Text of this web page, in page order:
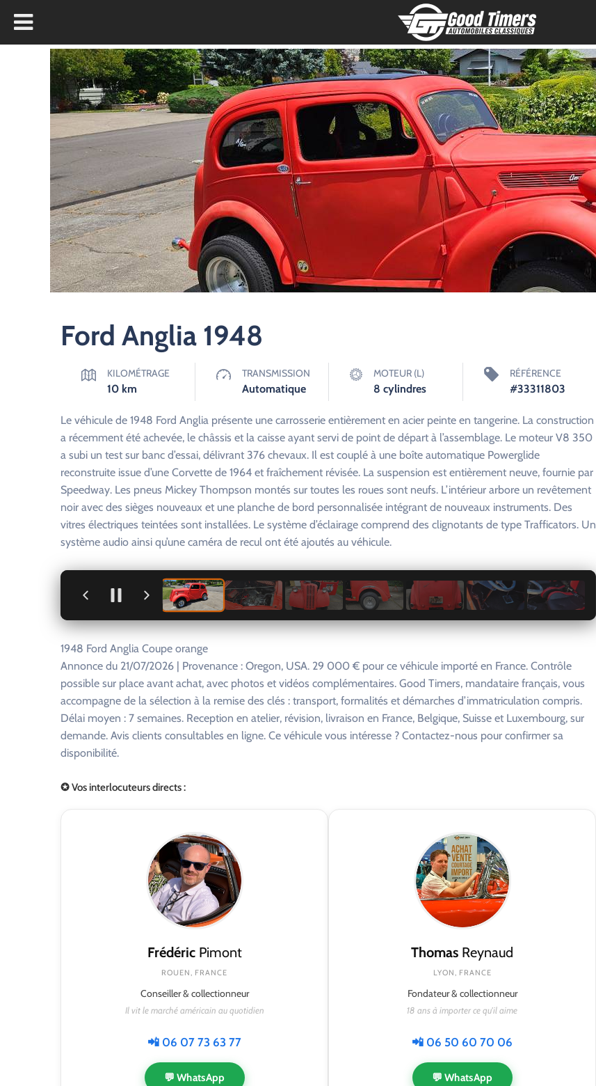
Ford Anglia 1948
KILOMÉTRAGE
10 km
TRANSMISSION
Automatique
MOTEUR (L)
8 cylindres
RÉFÉRENCE
#33311803
Le véhicule de 1948 Ford Anglia présente une carrosserie entièrement en acier peinte en tangerine. La construction
a récemment été achevée, le châssis et la caisse ayant servi de point de départ à l’assemblage. Le moteur V8 350
a subi un test sur banc d’essai, délivrant 376 chevaux. Il est couplé à une boîte automatique Powerglide
reconstruite issue d’une Corvette de 1964 et fraîchement révisée. La suspension est entièrement neuve, fournie par
Speedway. Les pneus Mickey Thompson montés sur toutes les roues sont neufs. L’intérieur arbore un revêtement
noir avec des sièges nouveaux et une planche de bord personnalisée intégrant de nouveaux instruments. Des
vitres électriques teintées sont installées. Le système d’éclairage comprend des clignotants de type Trafficators. Un
système audio ainsi qu’une caméra de recul ont été ajoutés au véhicule.
1 / 10
1948 Ford Anglia Coupe orange
Annonce du 21/07/2026 | Provenance : Oregon, USA. 29 000 € pour ce véhicule importé en France. Contrôle
possible sur place avant achat, avec photos et vidéos complémentaires. Good Timers, mandataire français, vous
accompagne de la sélection à la remise des clés : transport, formalités et démarches d’immatriculation compris.
Délai moyen : 7 semaines. Reception en atelier, révision, livraison en France, Belgique, Suisse et Luxembourg, sur
demande. Avis clients consultables en ligne. Ce véhicule vous intéresse ? Contactez-nous pour confirmer sa
disponibilité.
✪ Vos interlocuteurs directs :
FrédéricPimont
ROUEN, FRANCE
Conseiller & collectionneur
Il vit le marché américain au quotidien
📲 06 07 73 63 77
💬 WhatsApp
Thomas Reynaud
LYON, FRANCE
Fondateur & collectionneur
18 ans à importer ce qu'il aime
📲 06 50 60 70 06
💬 WhatsApp